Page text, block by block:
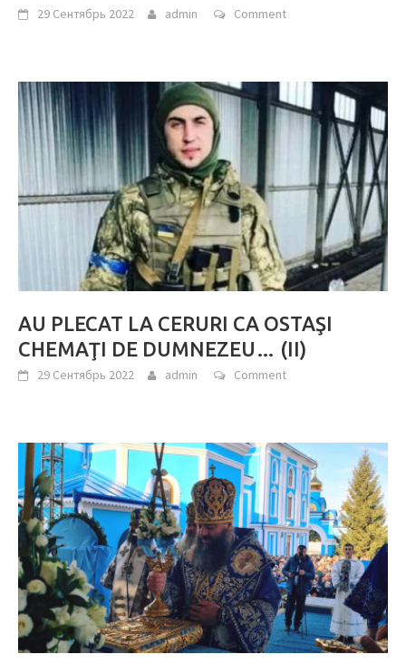
29 Сентябрь 2022 admin Comment
AU PLECAT LA CERURI CA OSTAŞI
CHEMAŢI DE DUMNEZEU… (II)
29 Сентябрь 2022 admin Comment